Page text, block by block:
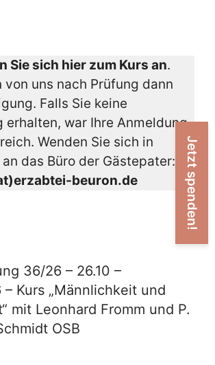
Sie sich hier zum Kurs an.
von uns nach Prüfung dann
Falls Sie keine
erhalten, war Ihre Anmeldung
Wenden Sie sich in
das Büro der Gästepater:
beuron.de
36/26 – 26.10 –
– Kurs „Männlichkeit und
mit Leonhard Fromm und P.
OSB
Jetzt spenden!